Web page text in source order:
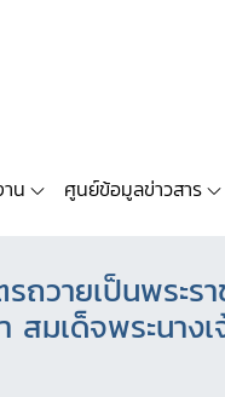
น ศูนย์ข้อมูลข่าวสาร
ายเป็นพระร
สมเด็จพระน